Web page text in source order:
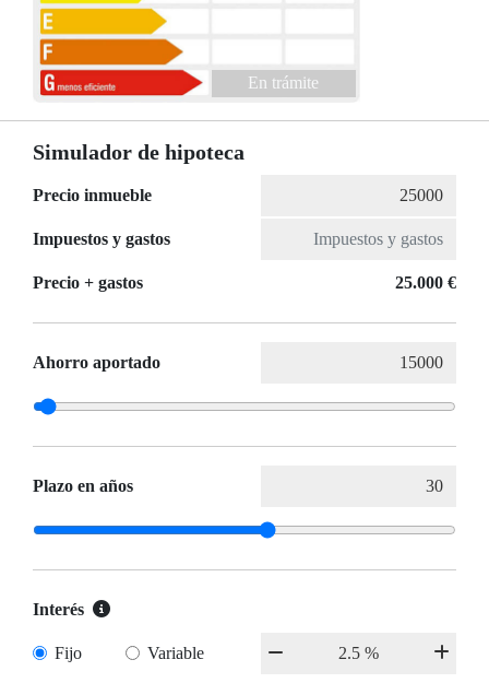
En trámite
Simulador de hipoteca
Precio inmueble
Impuestos y gastos
Precio + gastos 25.000 €
Ahorro aportado
Plazo en años
Interés
Fijo Variable